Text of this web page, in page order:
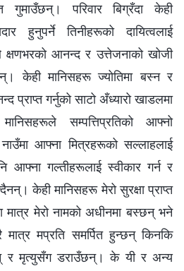
गुमाउँछन्। परिवार बिग्रँदा केही
हुनुपर्ने तिनीहरूको दायित्वलाई
आनन्द र उत्तेजनाको खोजी
केही मानिसहरू ज्योतिमा बस्‍न र
प्राप्त गर्नुको साटो अँध्यारो खाडलमा
सम्पत्तिप्रतिको आफ्नो
नाउँमा आफ्ना मित्रहरूको सल्लाहलाई
आफ्ना गल्तीहरूलाई स्वीकार गर्न र
केही मानिसहरू मेरो सुरक्षा प्राप्त
मात्र मेरो नामको अधीनमा बस्छन् भने
मप्रति समर्पित हुन्छन् किनकि
र मृत्युसँग डराउँछन्। के यी र अन्य